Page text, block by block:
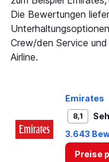
has
1
Y
axis
displaying
values.
Die Bewertungen
Crew/den Service
Airline.
Emirates
8,1
3.643
Preise